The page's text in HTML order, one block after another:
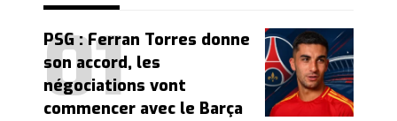
PSG : Ferran Torres donne
son accord, les
négociations vont
commencer avec le Barça